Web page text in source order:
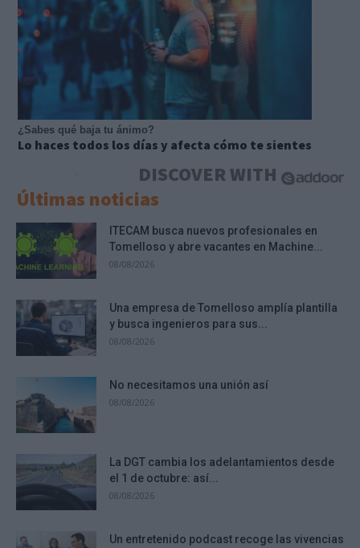
¿Sabes qué baja tu ánimo?
Lo haces todos los días y afecta cómo te sientes
DISCOVER WITH
Últimas noticias
ITECAM busca nuevos profesionales en
Tomelloso y abre vacantes en Machine...
08/08/2026
Una empresa de Tomelloso amplía plantilla
y busca ingenieros para sus...
08/08/2026
No necesitamos una unión así
08/08/2026
La DGT cambia los adelantamientos desde
el 1 de octubre: así...
08/08/2026
Un entretenido podcast recoge las vivencias